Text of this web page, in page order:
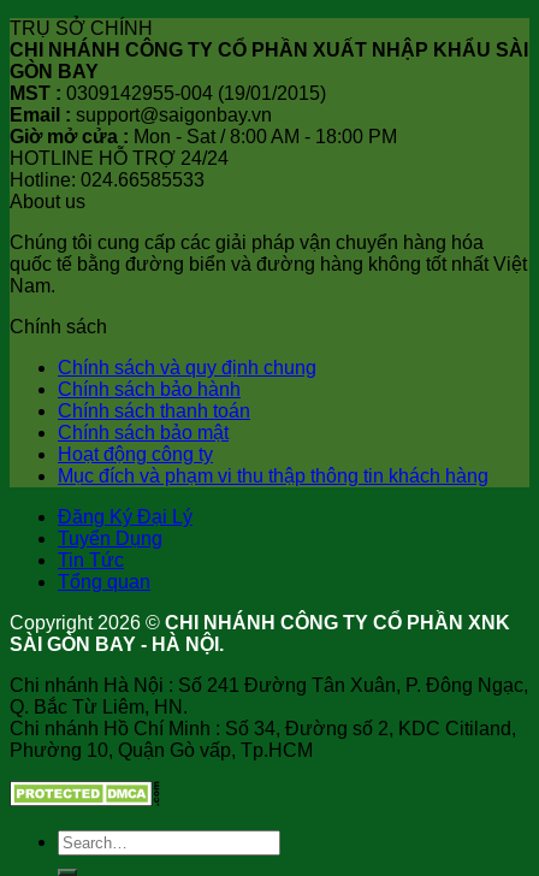
TRỤ SỞ CHÍNH
CHI NHÁNH CÔNG TY CỔ PHẦN XUẤT NHẬP KHẨU SÀI
GÒN BAY
MST : 0309142955-004 (19/01/2015)
Email : support@saigonbay.vn
Giờ mở cửa : Mon - Sat / 8:00 AM - 18:00 PM
HOTLINE HỖ TRỢ 24/24
Hotline: 024.66585533
About us
Chúng tôi cung cấp các giải pháp vận chuyển hàng hóa
quốc tế bằng đường biển và đường hàng không tốt nhất Việt
Nam.
Chính sách
Chính sách và quy định chung
Chính sách bảo hành
Chính sách thanh toán
Chính sách bảo mật
Hoạt động công ty
Mục đích và phạm vi thu thập thông tin khách hàng
Đăng Ký Đại Lý
Tuyển Dụng
Tin Tức
Tổng quan
Copyright 2026 © CHI NHÁNH CÔNG TY CỔ PHẦN XNK
SÀI GÒN BAY - HÀ NỘI.
Chi nhánh Hà Nội : Số 241 Đường Tân Xuân, P. Đông Ngạc,
Q. Bắc Từ Liêm, HN.
Chi nhánh Hồ Chí Minh : Số 34, Đường số 2, KDC Citiland,
Phường 10, Quận Gò vấp, Tp.HCM